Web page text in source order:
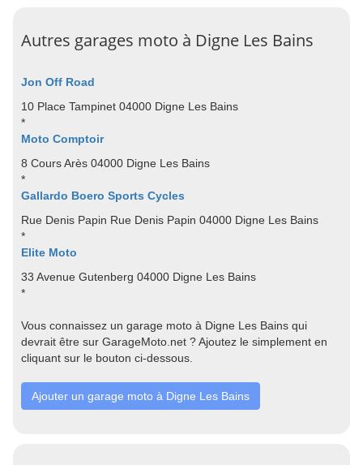
Autres garages moto à Digne Les Bains
Jon Off Road
10 Place Tampinet 04000 Digne Les Bains
*
Moto Comptoir
8 Cours Arès 04000 Digne Les Bains
*
Gallardo Boero Sports Cycles
Rue Denis Papin Rue Denis Papin 04000 Digne Les Bains
*
Elite Moto
33 Avenue Gutenberg 04000 Digne Les Bains
*
Vous connaissez un garage moto à Digne Les Bains qui
devrait être sur GarageMoto.net ? Ajoutez le simplement en
cliquant sur le bouton ci-dessous.
Ajouter un garage moto à Digne Les Bains